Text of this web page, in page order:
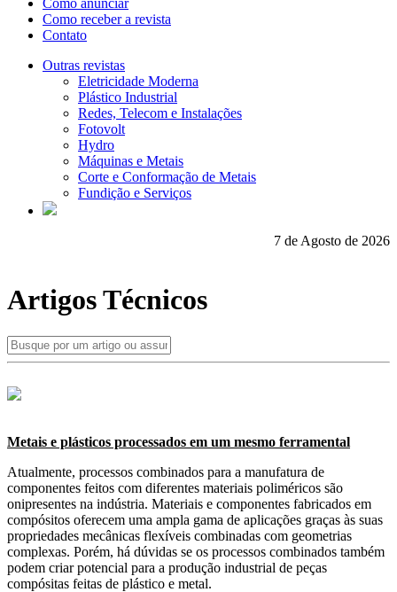
Como anunciar
Como receber a revista
Contato
Outras revistas
Eletricidade Moderna
Plástico Industrial
Redes, Telecom e Instalações
Fotovolt
Hydro
Máquinas e Metais
Corte e Conformação de Metais
Fundição e Serviços
7 de Agosto de 2026
Artigos Técnicos
Metais e plásticos processados em um mesmo ferramental
Atualmente, processos combinados para a manufatura de
componentes feitos com diferentes materiais poliméricos são
onipresentes na indústria. Materiais e componentes fabricados em
compósitos oferecem uma ampla gama de aplicações graças às suas
propriedades mecânicas flexíveis combinadas com geometrias
complexas. Porém, há dúvidas se os processos combinados também
podem criar potencial para a produção industrial de peças
compósitas feitas de plástico e metal.